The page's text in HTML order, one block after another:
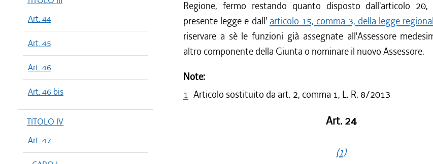
Art. 44
Art. 45
Art. 46
Art. 46 bis
TITOLO IV
Art. 47
Regione, fermo restando quanto disposto dall'articolo
presente legge e dall' articolo 15, comma 3, della legge
riservare a sè le funzioni già assegnate all'Assessore
altro componente della Giunta o nominare il nuovo Assessore.
Note:
1 Articolo sostituito da art. 2, comma 1, L. R. 8/2013
Art. 24
(1)